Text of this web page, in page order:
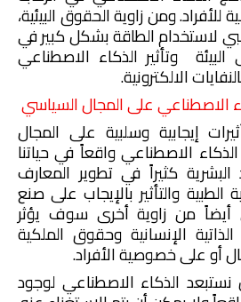
ومن زاوية الحقوق البيئية،
لاستخدام الطاقة بشكل كبير في
وتأثير الذكاء الاصطناعي
الالكترونية.
الاصطناعي على المجال السياسي
إيجابية وسلبية على المجال
الاصطناعي واقعاً في حياتنا
كثيراً في تطوير المعارف
الطبية والتأثير بالإيجاب على صنع
أيضاً من زاوية أخرى سوف يؤثر
الإنسانية وحقوق الملكية
أو على خصوصية الأفراد.
الذكاء الاصطناعي لوجود